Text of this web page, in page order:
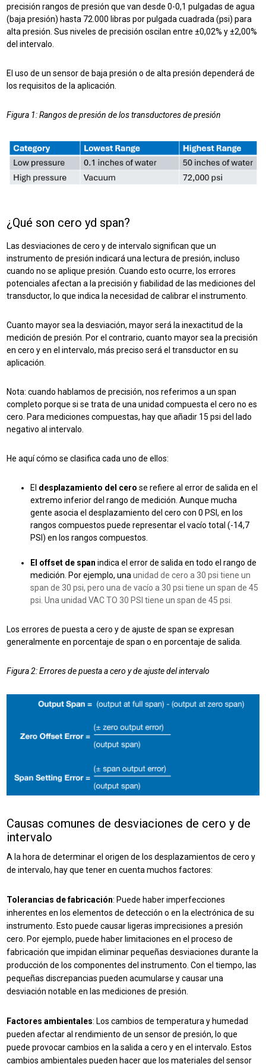
precisión rangos de presión que van desde 0-0,1 pulgadas de agua
(baja presión) hasta 72.000 libras por pulgada cuadrada (psi) para
alta presión. Sus niveles de precisión oscilan entre ±0,02% y ±2,00%
del intervalo.
El uso de un sensor de baja presión o de alta presión dependerá de
los requisitos de la aplicación.
Figura 1: Rangos de presión de los transductores de presión
¿Qué son cero yd span?
Las desviaciones de cero y de intervalo significan que un
instrumento de presión indicará una lectura de presión, incluso
cuando no se aplique presión. Cuando esto ocurre, los errores
potenciales afectan a la precisión y fiabilidad de las mediciones del
transductor, lo que indica la necesidad de calibrar el instrumento.
Cuanto mayor sea la desviación, mayor será la inexactitud de la
medición de presión. Por el contrario, cuanto mayor sea la precisión
en cero y en el intervalo, más preciso será el transductor en su
aplicación.
Nota: cuando hablamos de precisión, nos referimos a un span
completo porque si se trata de una unidad compuesta el cero no es
cero. Para mediciones compuestas, hay que añadir 15 psi del lado
negativo al intervalo.
He aquí cómo se clasifica cada uno de ellos:
El desplazamiento del cerose refiere al error de salida en el
extremo inferior del rango de medición. Aunque mucha
gente asocia el desplazamiento del cero con 0 PSI, en los
rangos compuestos puede representar el vacío total (-14,7
PSI) en los rangos compuestos.
El offset de span indica el error de salida en todo el rango de
medición. Por ejemplo, unaunidad de cero a 30 psi tiene un
span de 30 psi, pero una de vacío a 30 psi tiene un span de 45
psi.Una unidad VAC TO 30 PSI tiene un span de 45 psi.
Los errores de puesta a cero y de ajuste de span se expresan
generalmente en porcentaje de span o en porcentaje de salida.
Figura 2: Errores de puesta a cero y de ajuste del intervalo
Causas comunes de desviaciones de cero y de
intervalo
A la hora de determinar el origen de los desplazamientos de cero y
de intervalo, hay que tener en cuenta muchos factores:
Tolerancias de fabricación: Puede haber imperfecciones
inherentes en los elementos de detección o en la electrónica de su
instrumento. Esto puede causar ligeras imprecisiones a presión
cero. Por ejemplo, puede haber limitaciones en el proceso de
fabricación que impidan eliminar pequeñas desviaciones durante la
producción de los componentes del instrumento. Con el tiempo, las
pequeñas discrepancias pueden acumularse y causar una
desviación notable en las mediciones de presión.
Factores ambientales: Los cambios de temperatura y humedad
pueden afectar al rendimiento de un sensor de presión, lo que
puede provocar cambios en la salida a cero y en el intervalo. Estos
cambios ambientales pueden hacer que los materiales del sensor